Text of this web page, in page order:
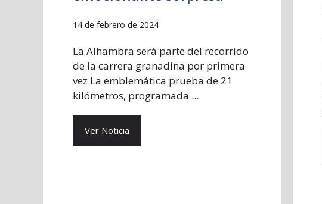
14 de febrero de 2024
La Alhambra será parte del recorrido
de la carrera granadina por primera
vez La emblemática prueba de 21
kilómetros, programada ...
Ver Noticia